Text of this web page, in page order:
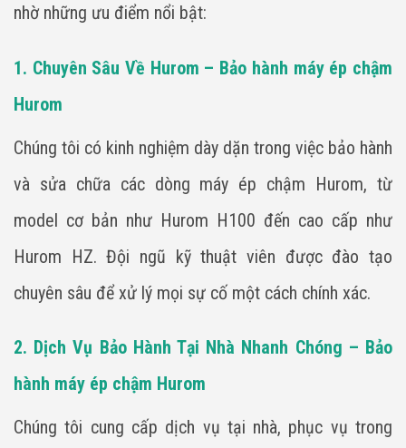
nhờ những ưu điểm nổi bật:
1. Chuyên Sâu Về Hurom – Bảo hành máy ép chậm
Hurom
Chúng tôi có kinh nghiệm dày dặn trong việc bảo hành
và sửa chữa các dòng máy ép chậm Hurom, từ
model cơ bản như Hurom H100 đến cao cấp như
Hurom HZ. Đội ngũ kỹ thuật viên được đào tạo
chuyên sâu để xử lý mọi sự cố một cách chính xác.
2. Dịch Vụ Bảo Hành Tại Nhà Nhanh Chóng – Bảo
hành máy ép chậm Hurom
Chúng tôi cung cấp dịch vụ tại nhà, phục vụ trong